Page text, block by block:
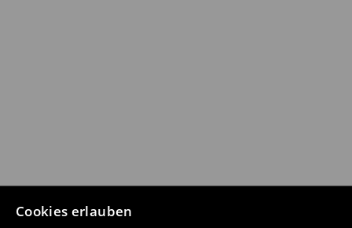
Cookies erlauben